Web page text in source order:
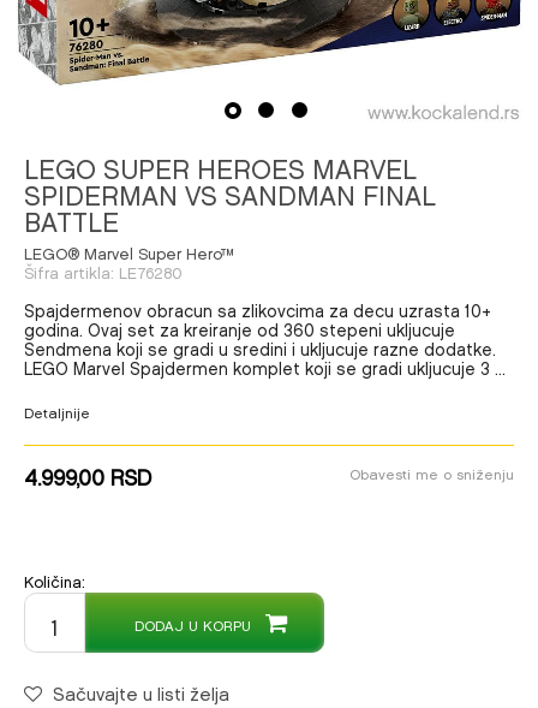
1 2 3
LEGO SUPER HEROES MARVEL
SPIDERMAN VS SANDMAN FINAL
BATTLE
LEGO® Marvel Super Hero™
Šifra artikla:LE76280
Spajdermenov obracun sa zlikovcima za decu uzrasta 10+
godina. Ovaj set za kreiranje od 360 stepeni ukljucuje
Sendmena koji se gradi u sredini i ukljucuje razne dodatke.
LEGO Marvel Spajdermen komplet koji se gradi ukljucuje 3...
Detaljnije
4.999,00RSD Obavesti me o sniženju
Količina:
DODAJ U KORPU
Sačuvajte u listi želja